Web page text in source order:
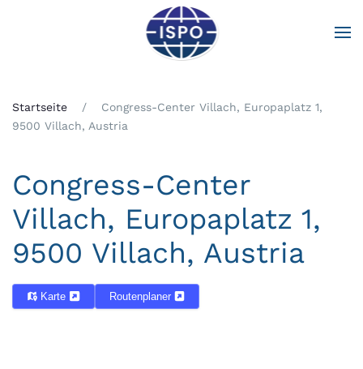
Zum Hauptinhalt springen
Startseite
Congress-Center Villach, Europaplatz 1,
9500 Villach, Austria
Congress-Center
Villach, Europaplatz 1,
9500 Villach, Austria
Karte Routenplaner